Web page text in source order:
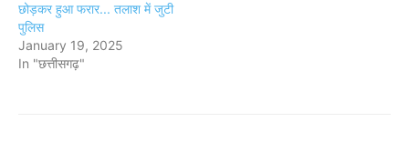
छोड़कर हुआ फरार... तलाश में जुटी
पुलिस
January 19, 2025
In "छत्तीसगढ़"